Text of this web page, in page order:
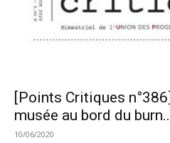
[Points Critiques
musée au bord du
10/06/2020